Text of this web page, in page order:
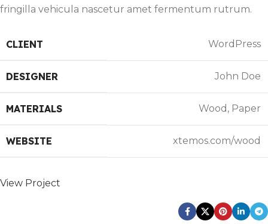
fringilla vehicula nascetur amet fermentum rutrum.
CLIENT WordPress
DESIGNER John Doe
MATERIALS Wood, Paper
WEBSITE xtemos.com/wood
View Project